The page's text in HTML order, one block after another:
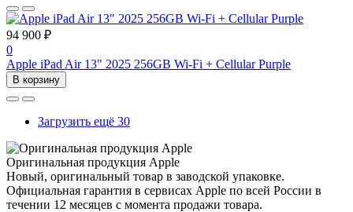
94 900 ₽
0
Apple iPad Air 13" 2025 256GB Wi-Fi + Cellular Purple
В корзину
Загрузить ещё 30
Оригинальная продукция Apple
Новый, оригинальный товар в заводской упаковке.
Официальная гарантия в сервисах Apple по всей России в
течении 12 месяцев с момента продажи товара.